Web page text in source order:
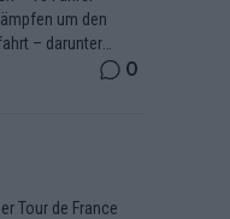
um den
– darunter
0
Tour de France